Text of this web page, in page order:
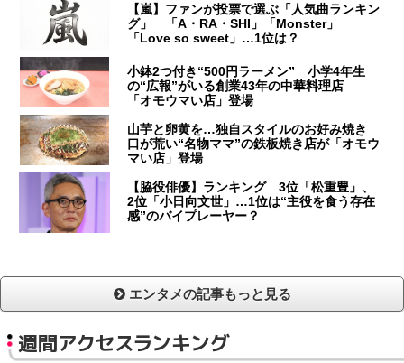
【嵐】ファンが投票で選ぶ「人気曲ランキン
グ」 「A・RA・SHI」「Monster」
「Love so sweet」…1位は？
小鉢2つ付き“500円ラーメン” 小学4年生
の“広報”がいる創業43年の中華料理店
「オモウマい店」登場
山芋と卵黄を…独自スタイルのお好み焼き
口が荒い“名物ママ”の鉄板焼き店が「オモウ
マい店」登場
【脇役俳優】ランキング 3位「松重豊」、
2位「小日向文世」…1位は“主役を食う存在
感”のバイプレーヤー？
エンタメの記事もっと見る
週間アクセスランキング